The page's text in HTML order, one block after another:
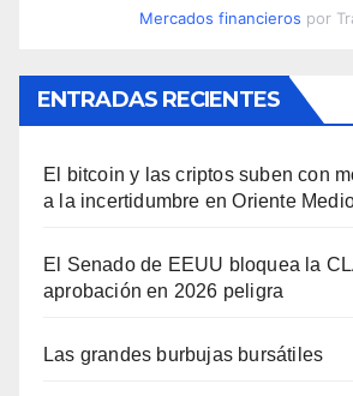
Mercados financieros por
ENTRADAS RECIENTES
El bitcoin y las criptos suben con
a la incertidumbre en Oriente
El Senado de EEUU bloquea la
aprobación en 2026 peligra
Las grandes burbujas bursátiles